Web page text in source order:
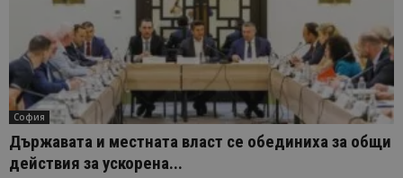
София
Държавата и местната власт се обединиха за общи
действия за ускорена...